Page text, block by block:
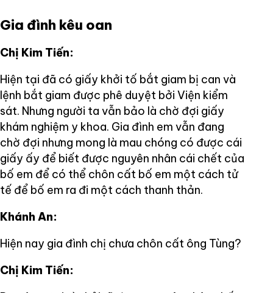
Gia đình kêu oan
Chị Kim Tiến:
Hiện tại đã có giấy khởi tố bắt giam bị can và
lệnh bắt giam được phê duyệt bởi Viện kiểm
sát. Nhưng người ta vẫn bảo là chờ đợi giấy
khám nghiệm y khoa. Gia đình em vẫn đang
chờ đợi nhưng mong là mau chóng có được cái
giấy ấy để biết được nguyên nhân cái chết của
bố em để có thể chôn cất bố em một cách tử
tế để bố em ra đi một cách thanh thản.
Khánh An:
Hiện nay gia đình chị chưa chôn cất ông Tùng?
Chị Kim Tiến: